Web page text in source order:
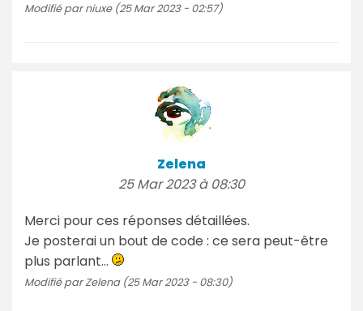
Modifié par niuxe (25 Mar 2023 - 02:57)
Zelena
25 Mar 2023 à 08:30
Merci pour ces réponses détaillées.
Je posterai un bout de code : ce sera peut-être
plus parlant…
Modifié par Zelena (25 Mar 2023 - 08:30)